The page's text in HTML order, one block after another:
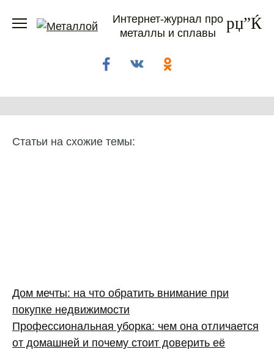
Интернет-журнал про
металлы и сплавы
Статьи на схожие темы:
Дом мечты: на что обратить внимание при
покупке недвижимости
Профессиональная уборка: чем она отличается
от домашней и почему стоит доверить её